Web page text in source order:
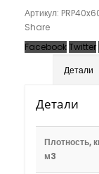
Артикул:
Share
FacebookTwitter
Детали
Детали
Плотность,
м3